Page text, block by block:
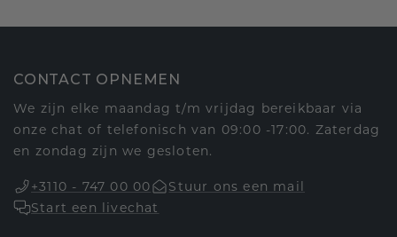
CONTACT OPNEMEN
We zijn elke maandag t/m vrijdag bereikbaar via
onze chat of telefonisch van 09:00 -17:00. Zaterdag
en zondag zijn we gesloten.
+3110 - 747 00 00
Stuur ons een mail
Start een livechat